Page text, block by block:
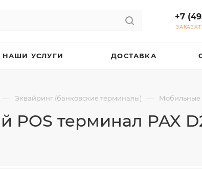
+7
НАШИ УСЛУГИ ДОСТАВКА
— Эквайринг (банковские терминалы) — Мобильные
POS терминал PAX